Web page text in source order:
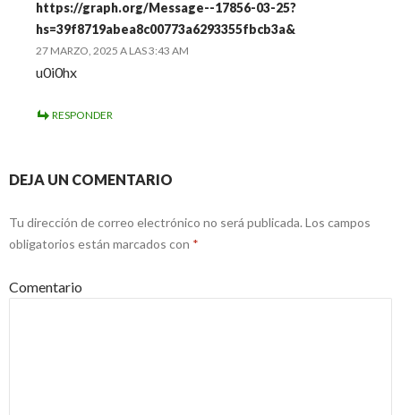
https://graph.org/Message--17856-03-25?
hs=39f8719abea8c00773a6293355fbcb3a&
27 MARZO, 2025 A LAS 3:43 AM
u0i0hx
RESPONDER
DEJA UN COMENTARIO
Tu dirección de correo electrónico no será publicada. Los campos
obligatorios están marcados con *
Comentario